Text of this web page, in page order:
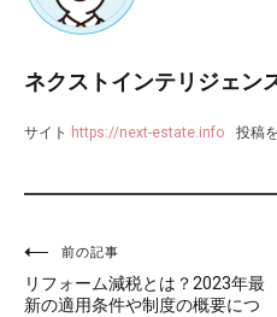
ネクストインテリジェン
サイト https://next-estate.info 投稿
投
稿
前の記事
リフォーム減税とは？2023年最
新の適用条件や制度の概要につ